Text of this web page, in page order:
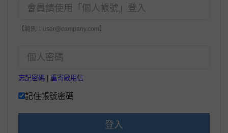
【範例：user@company.com】
忘記密碼 重寄啟用信
記住帳號密碼
登入